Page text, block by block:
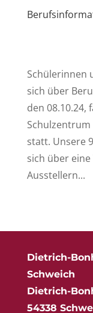
Schülerinnen
sich über
den 08.10.24,
statt. Unsere
sich über
Ausstellern...
Dietrich-
Schweich
Dietrich-
54338